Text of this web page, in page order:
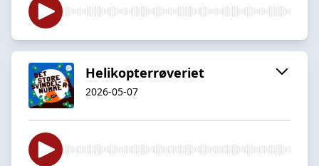
Helikopterrøveriet
2026-05-07